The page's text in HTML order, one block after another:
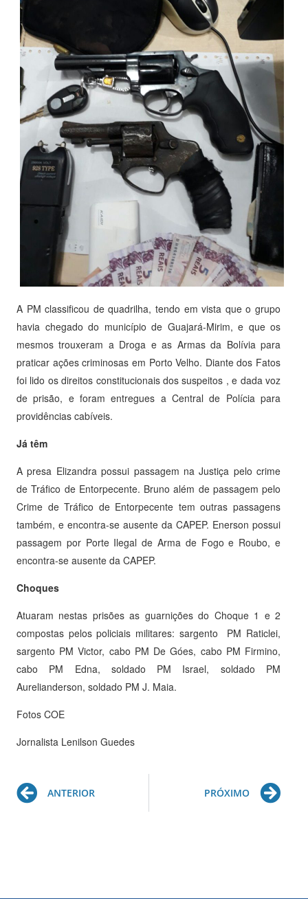
A PM classificou de quadrilha, tendo em vista que o grupo
havia chegado do município de Guajará-Mirim, e que os
mesmos trouxeram a Droga e as Armas da Bolívia para
praticar ações criminosas em Porto Velho. Diante dos Fatos
foi lido os direitos constitucionais dos suspeitos , e dada voz
de prisão, e foram entregues a Central de Polícia para
providências cabíveis.
Já têm
A presa Elizandra possui passagem na Justiça pelo crime
de Tráfico de Entorpecente. Bruno além de passagem pelo
Crime de Tráfico de Entorpecente tem outras passagens
também, e encontra-se ausente da CAPEP. Enerson possui
passagem por Porte Ilegal de Arma de Fogo e Roubo, e
encontra-se ausente da CAPEP.
Choques
Atuaram nestas prisões as guarnições do Choque 1 e 2
compostas pelos policiais militares: sargento PM Raticlei,
sargento PM Victor, cabo PM De Góes, cabo PM Firmino,
cabo PM Edna, soldado PM Israel, soldado PM
Aurelianderson, soldado PM J. Maia.
Fotos COE
Jornalista Lenilson Guedes
Prev
ANTERIOR PRÓXIMO